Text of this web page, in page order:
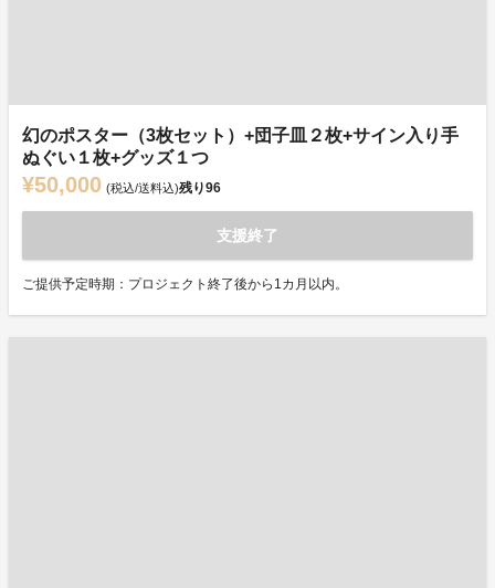
幻のポスター（3枚セット）+団子皿２枚+サイン入り手
ぬぐい１枚+グッズ１つ
¥50,000 (税込/送料込)残り96
支援終了
ご提供予定時期：プロジェクト終了後から1カ月以内。